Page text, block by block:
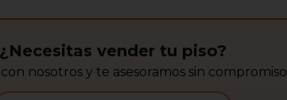
¿Necesitas vender tu piso?
nosotros y te asesoramos sin compromiso